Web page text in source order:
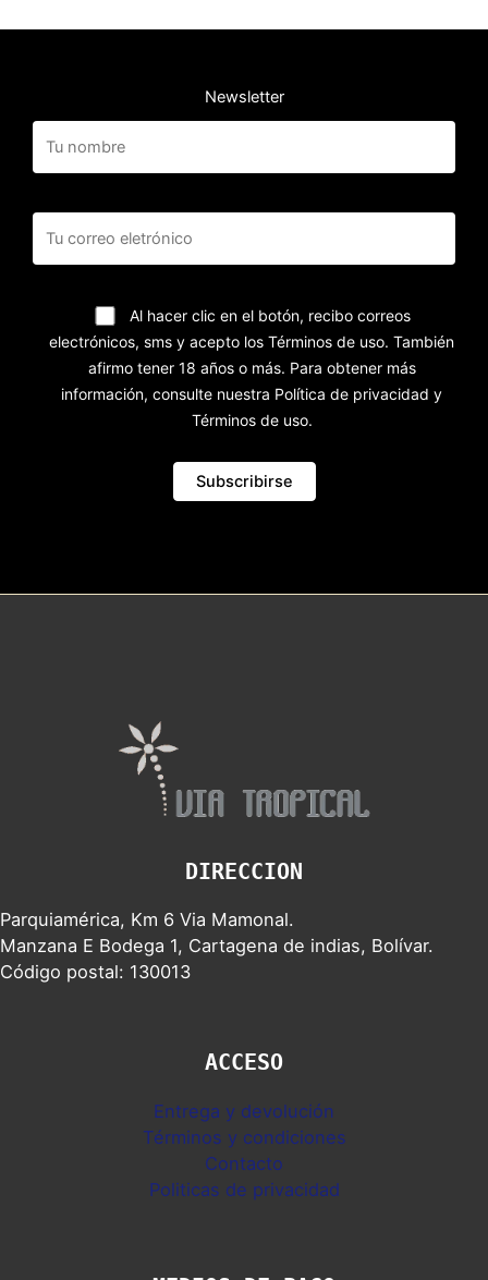
Newsletter
Al hacer clic en el botón, recibo correos
electrónicos, sms y acepto los Términos de uso. También
afirmo tener 18 años o más. Para obtener más
información, consulte nuestra Política de privacidad y
Términos de uso.
DIRECCION
Parquiamérica, Km 6 Via Mamonal.
Manzana E Bodega 1, Cartagena de indias, Bolívar.
Código postal: 130013
ACCESO
Entrega y devolución
Términos y condiciones
Contacto
Politicas de privacidad